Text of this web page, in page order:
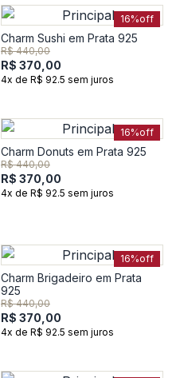
16%off
Charm Sushi em Prata 925
R$ 440,00
R$ 370,00
4x de R$ 92.5 sem juros
16%off
Charm Donuts em Prata 925
R$ 440,00
R$ 370,00
4x de R$ 92.5 sem juros
16%off
Charm Brigadeiro em Prata
925
R$ 440,00
R$ 370,00
4x de R$ 92.5 sem juros